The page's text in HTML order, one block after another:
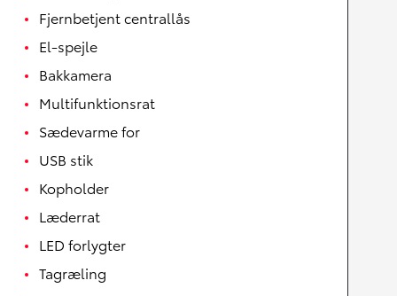
Fjernbetjent centrallås
El-spejle
Bakkamera
Multifunktionsrat
Sædevarme for
USB stik
Kopholder
Læderrat
LED forlygter
Tagræling